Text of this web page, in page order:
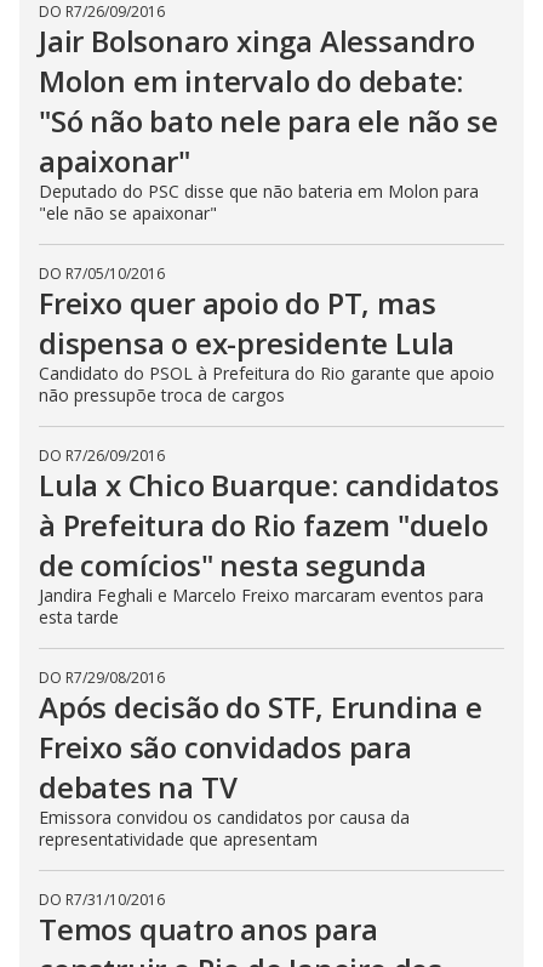
DO R7/26/09/2016
Jair Bolsonaro xinga Alessandro
Molon em intervalo do debate:
"Só não bato nele para ele não se
apaixonar"
Deputado do PSC disse que não bateria em Molon para
"ele não se apaixonar"
DO R7/05/10/2016
Freixo quer apoio do PT, mas
dispensa o ex-presidente Lula
Candidato do PSOL à Prefeitura do Rio garante que apoio
não pressupõe troca de cargos
DO R7/26/09/2016
Lula x Chico Buarque: candidatos
à Prefeitura do Rio fazem "duelo
de comícios" nesta segunda
Jandira Feghali e Marcelo Freixo marcaram eventos para
esta tarde
DO R7/29/08/2016
Após decisão do STF, Erundina e
Freixo são convidados para
debates na TV
Emissora convidou os candidatos por causa da
representatividade que apresentam
DO R7/31/10/2016
Temos quatro anos para